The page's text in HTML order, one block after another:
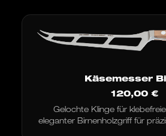
Käsemesser
120,00 €
Gelochte Klinge für
eleganter Birnenholzgriff für